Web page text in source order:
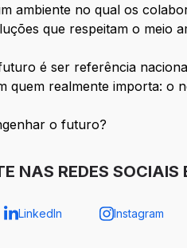
ambiente no qual os
que respeitam o meio
é ser referência
quem realmente importa: o
o futuro?
NAS REDES
LinkedIn Instagram